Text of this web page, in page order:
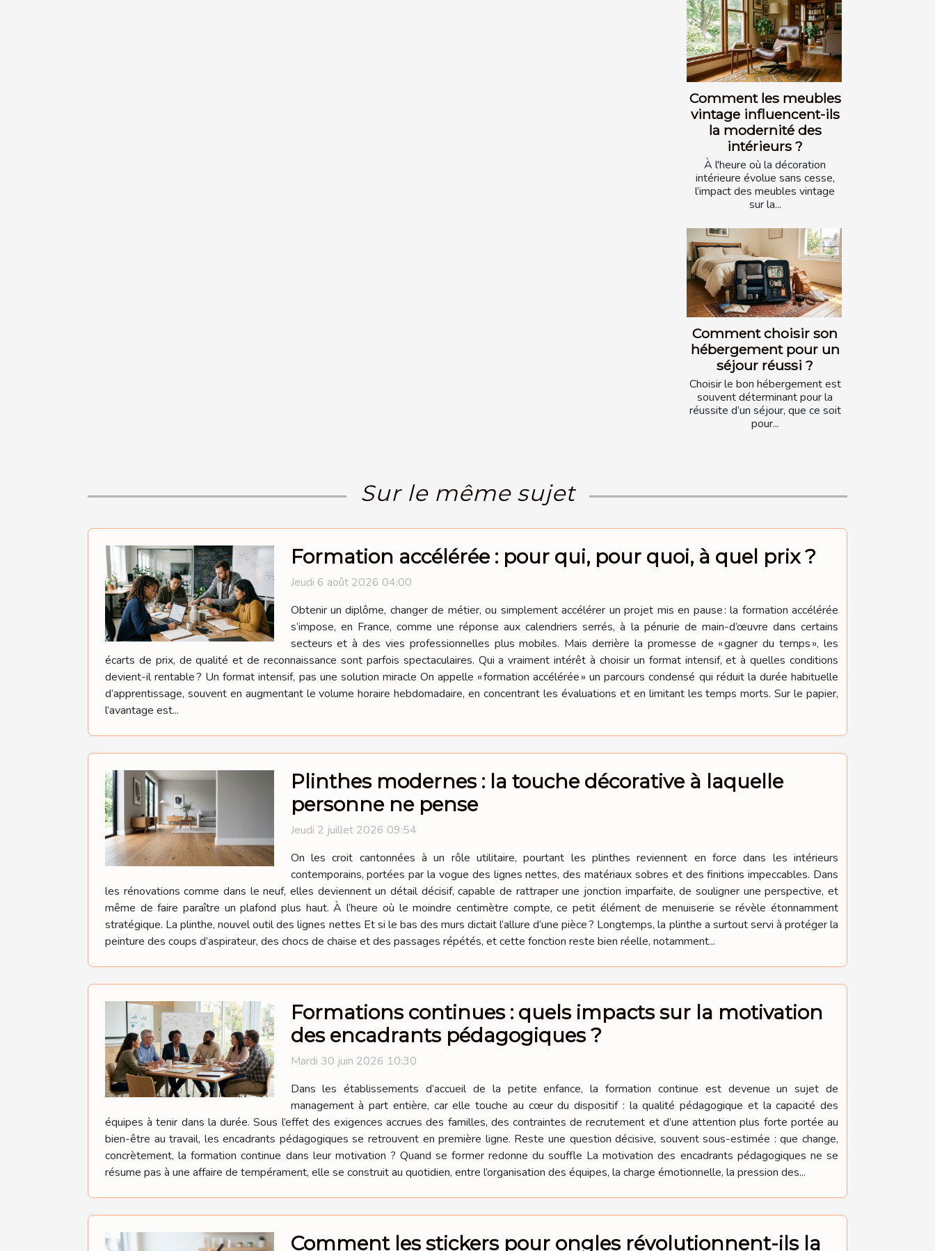
Comment les meubles
vintage influencent-ils
la modernité des
intérieurs ?
À l'heure où la décoration
intérieure évolue sans cesse,
l’impact des meubles vintage
sur la...
Comment choisir son
hébergement pour un
séjour réussi ?
Choisir le bon hébergement est
souvent déterminant pour la
réussite d’un séjour, que ce soit
pour...
Sur le même sujet
Formation accélérée : pour qui, pour quoi, à quel prix ?
Jeudi 6 août 2026 04:00
Obtenir un diplôme, changer de métier, ou simplement accélérer un projet mis en pause : la formation accélérée
s’impose, en France, comme une réponse aux calendriers serrés, à la pénurie de main-d’œuvre dans certains
secteurs et à des vies professionnelles plus mobiles. Mais derrière la promesse de « gagner du temps », les
écarts de prix, de qualité et de reconnaissance sont parfois spectaculaires. Qui a vraiment intérêt à choisir un format intensif, et à quelles conditions
devient-il rentable ? Un format intensif, pas une solution miracle On appelle « formation accélérée » un parcours condensé qui réduit la durée habituelle
d’apprentissage, souvent en augmentant le volume horaire hebdomadaire, en concentrant les évaluations et en limitant les temps morts. Sur le papier,
l’avantage est...
Plinthes modernes : la touche décorative à laquelle
personne ne pense
Jeudi 2 juillet 2026 09:54
On les croit cantonnées à un rôle utilitaire, pourtant les plinthes reviennent en force dans les intérieurs
contemporains, portées par la vogue des lignes nettes, des matériaux sobres et des finitions impeccables. Dans
les rénovations comme dans le neuf, elles deviennent un détail décisif, capable de rattraper une jonction imparfaite, de souligner une perspective, et
même de faire paraître un plafond plus haut. À l’heure où le moindre centimètre compte, ce petit élément de menuiserie se révèle étonnamment
stratégique. La plinthe, nouvel outil des lignes nettes Et si le bas des murs dictait l’allure d’une pièce ? Longtemps, la plinthe a surtout servi à protéger la
peinture des coups d’aspirateur, des chocs de chaise et des passages répétés, et cette fonction reste bien réelle, notamment...
Formations continues : quels impacts sur la motivation
des encadrants pédagogiques ?
Mardi 30 juin 2026 10:30
Dans les établissements d’accueil de la petite enfance, la formation continue est devenue un sujet de
management à part entière, car elle touche au cœur du dispositif : la qualité pédagogique et la capacité des
équipes à tenir dans la durée. Sous l’effet des exigences accrues des familles, des contraintes de recrutement et d’une attention plus forte portée au
bien-être au travail, les encadrants pédagogiques se retrouvent en première ligne. Reste une question décisive, souvent sous-estimée : que change,
concrètement, la formation continue dans leur motivation ? Quand se former redonne du souffle La motivation des encadrants pédagogiques ne se
résume pas à une affaire de tempérament, elle se construit au quotidien, entre l’organisation des équipes, la charge émotionnelle, la pression des...
Comment les stickers pour ongles révolutionnent-ils la